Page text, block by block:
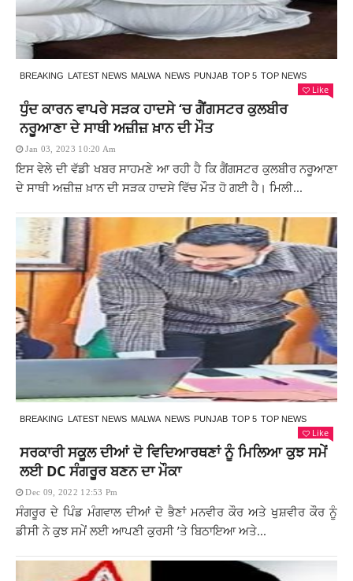
BREAKING LATEST NEWS MALWA NEWS PUNJAB TOP 5 TOP NEWS
Like
ਧੁੰਦ ਕਾਰਨ ਵਾਪਰੇ ਸੜਕ ਹਾਦਸੇ ‘ਚ ਗੈਂਗਸਟਰ ਕੁਲਬੀਰ
ਨਰੂਆਣਾ ਦੇ ਸਾਥੀ ਅਜ਼ੀਜ਼ ਖ਼ਾਨ ਦੀ ਮੌਤ
Jan 03, 2023 10:20 Am
ਇਸ ਵੇਲੇ ਦੀ ਵੱਡੀ ਖਬਰ ਸਾਹਮਣੇ ਆ ਰਹੀ ਹੈ ਕਿ ਗੈਂਗਸਟਰ ਕੁਲਬੀਰ ਨਰੂਆਣਾ
ਦੇ ਸਾਥੀ ਅਜ਼ੀਜ਼ ਖ਼ਾਨ ਦੀ ਸੜਕ ਹਾਦਸੇ ਵਿੱਚ ਮੌਤ ਹੋ ਗਈ ਹੈ। ਮਿਲੀ...
BREAKING LATEST NEWS MALWA NEWS PUNJAB TOP 5 TOP NEWS
Like
ਸਰਕਾਰੀ ਸਕੂਲ ਦੀਆਂ ਦੋ ਵਿਦਿਆਰਥਣਾਂ ਨੂੰ ਮਿਲਿਆ ਕੁਝ ਸਮੇਂ
ਲਈ DC ਸੰਗਰੂਰ ਬਣਨ ਦਾ ਮੌਕਾ
Dec 09, 2022 12:53 Pm
ਸੰਗਰੂਰ ਦੇ ਪਿੰਡ ਮੰਗਵਾਲ ਦੀਆਂ ਦੋ ਭੈਣਾਂ ਮਨਵੀਰ ਕੌਰ ਅਤੇ ਖੁਸ਼ਵੀਰ ਕੌਰ ਨੂੰ
ਡੀਸੀ ਨੇ ਕੁਝ ਸਮੇਂ ਲਈ ਆਪਣੀ ਕੁਰਸੀ ’ਤੇ ਬਿਠਾਇਆ ਅਤੇ...